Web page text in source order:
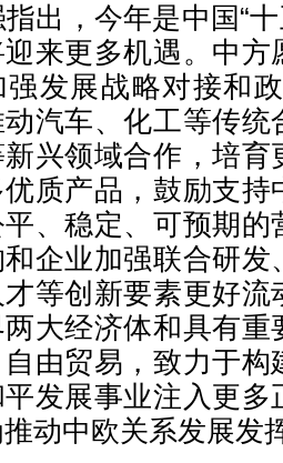
出，今年是中国“
来更多机遇。中
强发展战略对接和
汽车、化工等传
新兴领域合作，培
质产品，鼓励支
、稳定、可预期
企业加强联合研
等创新要素更好
两大经济体和具有
由贸易，致力于
发展事业注入更
动中欧关系发展发